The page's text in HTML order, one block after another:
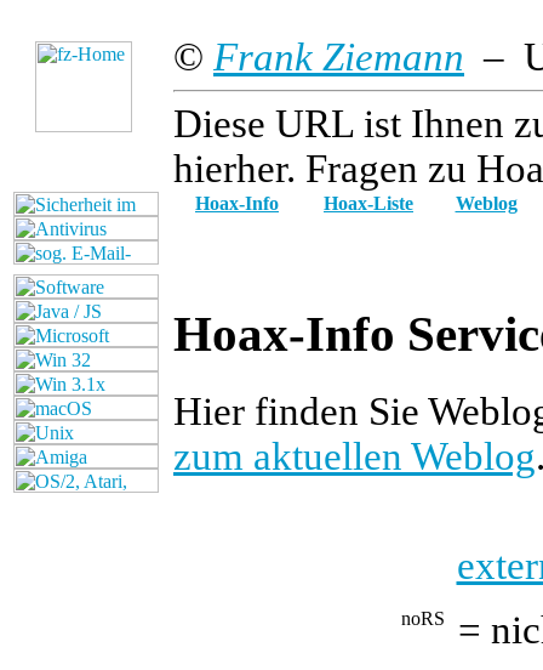
© Frank Ziemann –
Diese URL ist Ihnen
hierher. Fragen zu
Hoax-Info Hoax-Liste Weblog
Hoax-Info
Hier finden Sie
zum aktuellen Weblog
=